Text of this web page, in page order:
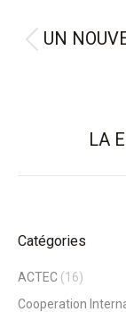
deUN
LA
Catégories
ACTEC (16)
Cooperation